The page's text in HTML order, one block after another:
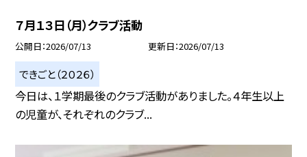
７月１３日（月）クラブ活動
公開日 2026/07/13 更新日 2026/07/13
できごと（２０２６）
今日は、１学期最後のクラブ活動がありました。４年生以上
の児童が、それぞれのクラブ...